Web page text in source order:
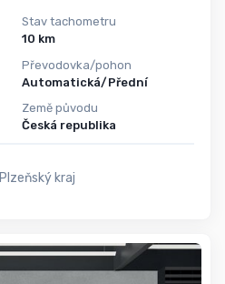
Stav tachometru
10 km
Převodovka/pohon
Automatická/Přední
Země původu
Česká republika
Plzeňský kraj